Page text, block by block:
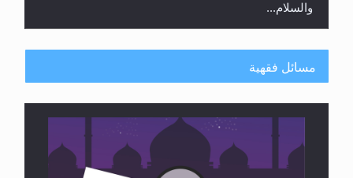
والسلام...
مسائل فقهية